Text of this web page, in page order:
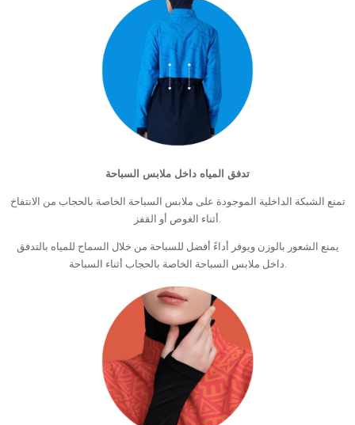
تدفق المياه داخل ملابس السباحة
تمنع الشبكة الداخلية الموجودة على ملابس السباحة الخاصة بالحجاب من الانتفاخ
أثناء الغوص أو القفز.
يمنع الشعور بالوزن ويوفر أداءً أفضل للسباحة من خلال السماح للمياه بالتدفق
داخل ملابس السباحة الخاصة بالحجاب أثناء السباحة.